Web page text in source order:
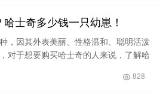
士奇多少钱一只幼崽！
，因其外表美丽、性格温和、聪明活泼
对于想要购买哈士奇的人来说，了解哈
828